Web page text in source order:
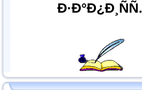
Ð·Ð°Ð¿Ð¸ÑÑ.